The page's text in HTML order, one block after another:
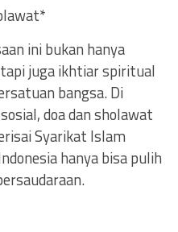
ini bukan hanya
juga ikhtiar spiritual
bangsa. Di
doa dan sholawat
Syarikat Islam
hanya bisa pulih